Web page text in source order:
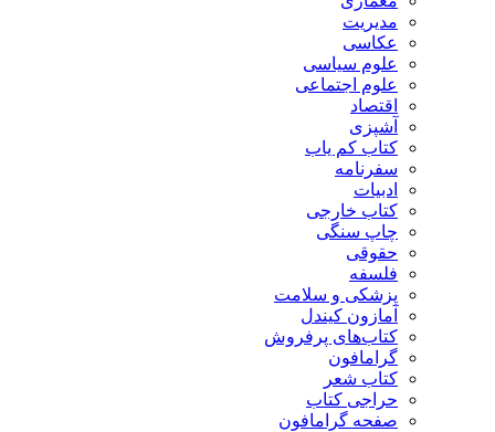
مدیریت
عکاسی
علوم سیاسی
علوم اجتماعی
اقتصاد
آشپزی
کتاب کم یاب
سفرنامه
ادبیات
کتاب خارجی
چاپ سنگی
حقوقی
فلسفه
پزشکی و سلامت
آمازون کیندل
کتاب‌های پرفروش
گرامافون
کتاب شعر
حراجی کتاب
صفحه گرامافون